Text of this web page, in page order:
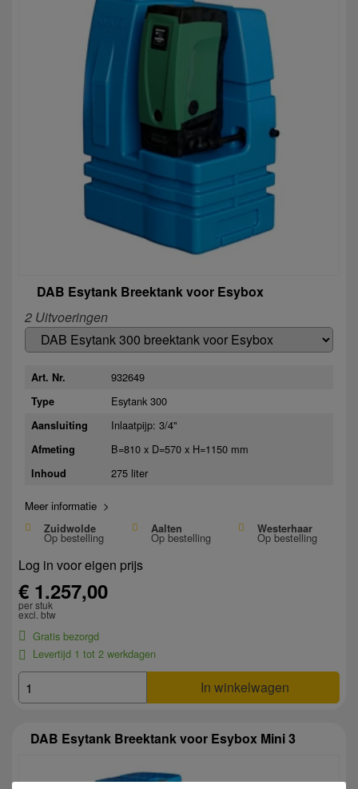
DAB Esytank Breektank voor Esybox
2 Uitvoeringen
Art. Nr. 932649
Type Esytank 300
Aansluiting Inlaatpijp: 3/4"
Afmeting B=810 x D=570 x H=1150 mm
Inhoud 275 liter
Meer informatie >
Zuidwolde
Op bestelling
Aalten
Op bestelling
Westerhaar
Op bestelling
Log in voor eigen prijs
€ 1.257,00
per stuk
excl. btw
Gratis bezorgd
Levertijd 1 tot 2 werkdagen
In winkelwagen
DAB Esytank Breektank voor Esybox Mini 3